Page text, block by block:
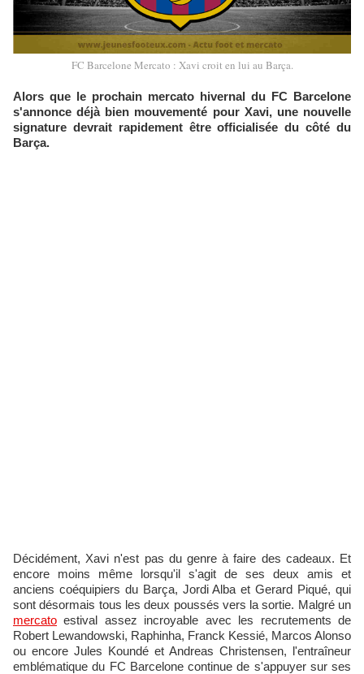
FC Barcelone Mercato : Xavi croit en lui au Barça.
Alors que le prochain mercato hivernal du FC Barcelone
s'annonce déjà bien mouvementé pour Xavi, une nouvelle
signature devrait rapidement être officialisée du côté du
Barça.
Décidément, Xavi n'est pas du genre à faire des cadeaux. Et
encore moins même lorsqu'il s'agit de ses deux amis et
anciens coéquipiers du Barça, Jordi Alba et Gerard Piqué, qui
sont désormais tous les deux poussés vers la sortie. Malgré un
mercato estival assez incroyable avec les recrutements de
Robert Lewandowski, Raphinha, Franck Kessié, Marcos Alonso
ou encore Jules Koundé et Andreas Christensen, l'entraîneur
emblématique du FC Barcelone continue de s'appuyer sur ses